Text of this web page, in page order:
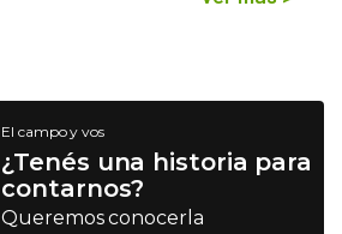
El campo y vos
¿Tenés una historia para
contarnos?
Queremos conocerla